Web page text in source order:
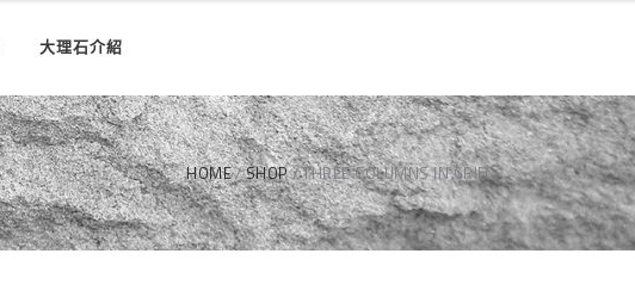
大理石介紹
HOME SHOP THREE COLUMNS IN GRID